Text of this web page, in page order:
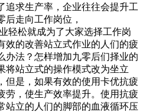
追求生产率，企业往往会提升工
后走向工作岗位，
业轻松就成为了大家选择工作岗
效的改善站立式作业的人们的疲
办法？怎样增加九零后们择业的
将站立式的操作模式改为坐立
但是，如果有效的使用卡优抗疲
劳，使生产效率提升。使用抗疲
站立的人们的脚部的血液循环压